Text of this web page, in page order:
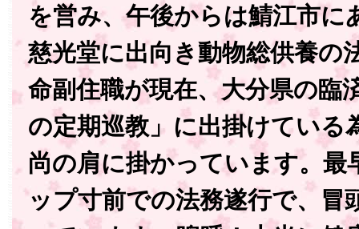
を営み、午後からは鯖江市に
慈光堂に出向き動物総供養の
命副住職が現在、大分県の臨
の定期巡教」に出掛けている
尚の肩に掛かっています。最
ップ寸前での法務遂行で、冒